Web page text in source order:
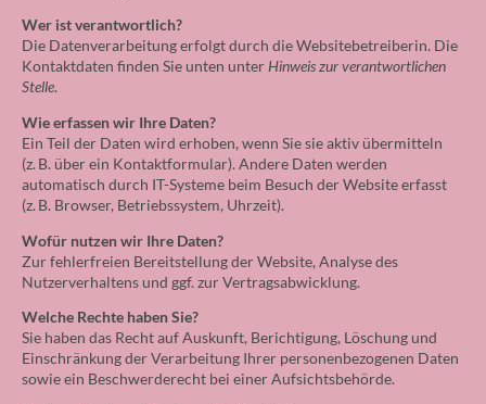
Wer ist verantwortlich?
Die Datenverarbeitung erfolgt durch die Websitebetreiberin. Die
Kontaktdaten finden Sie unten unter Hinweis zur verantwortlichen
Stelle.
Wie erfassen wir Ihre Daten?
Ein Teil der Daten wird erhoben, wenn Sie sie aktiv übermitteln
(z. B. über ein Kontaktformular). Andere Daten werden
automatisch durch IT-Systeme beim Besuch der Website erfasst
(z. B. Browser, Betriebssystem, Uhrzeit).
Wofür nutzen wir Ihre Daten?
Zur fehlerfreien Bereitstellung der Website, Analyse des
Nutzerverhaltens und ggf. zur Vertragsabwicklung.
Welche Rechte haben Sie?
Sie haben das Recht auf Auskunft, Berichtigung, Löschung und
Einschränkung der Verarbeitung Ihrer personenbezogenen Daten
sowie ein Beschwerderecht bei einer Aufsichtsbehörde.